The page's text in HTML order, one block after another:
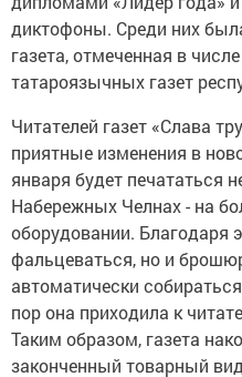
диктофоны. Среди них
газета, отмеченная в
татароязычных газет
Читателей газет «Слава
приятные изменения в
января будет печататься
Набережных Челнах - на
оборудовании. Благодаря
фальцеваться, но и
автоматически
пор она приходила к
Таким образом, газета
законченный товарный